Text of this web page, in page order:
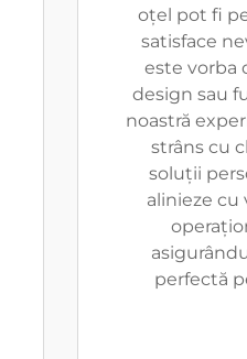
oțel pot fi
satisface
este vorba
design sau
noastră
strâns cu
soluții
alinieze cu
perfectă